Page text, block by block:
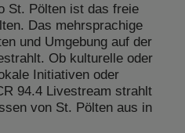
St. Pölten ist das freie
Das mehrsprachige
und Umgebung auf der
Ob kulturelle oder
Initiativen oder
94.4 Livestream strahlt
von St. Pölten aus in